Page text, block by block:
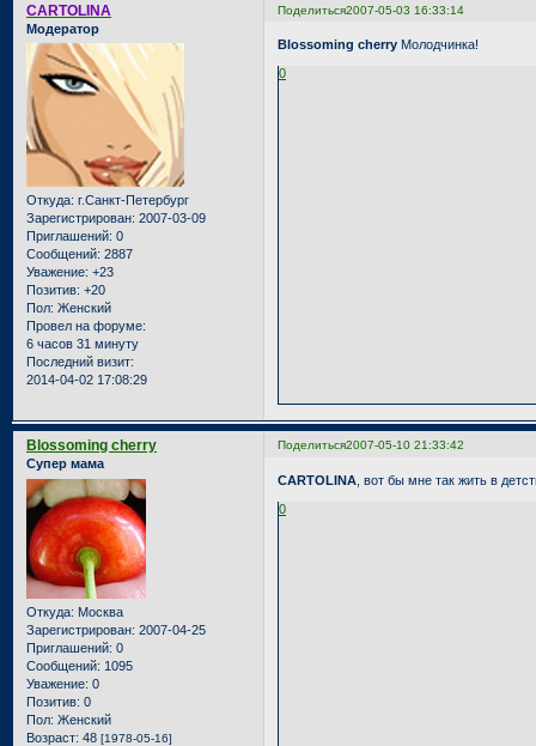
Поделиться2007-05-03 16:33:14
CARTOLINA
Модератор
Откуда: г.Санкт-Петербург
Зарегистрирован: 2007-03-09
Приглашений: 0
Сообщений: 2887
Уважение: +23
Позитив: +20
Пол: Женский
Провел на форуме:
6 часов 31 минуту
Последний визит:
2014-04-02 17:08:29
Blossoming cherry Молодчинка!
0
Поделиться2007-05-10 21:33:42
Blossoming cherry
Супер мама
Откуда: Москва
Зарегистрирован: 2007-04-25
Приглашений: 0
Сообщений: 1095
Уважение: 0
Позитив: 0
Пол: Женский
Возраст: 48 [1978-05-16]
CARTOLINA , вот бы мне так жить в
0